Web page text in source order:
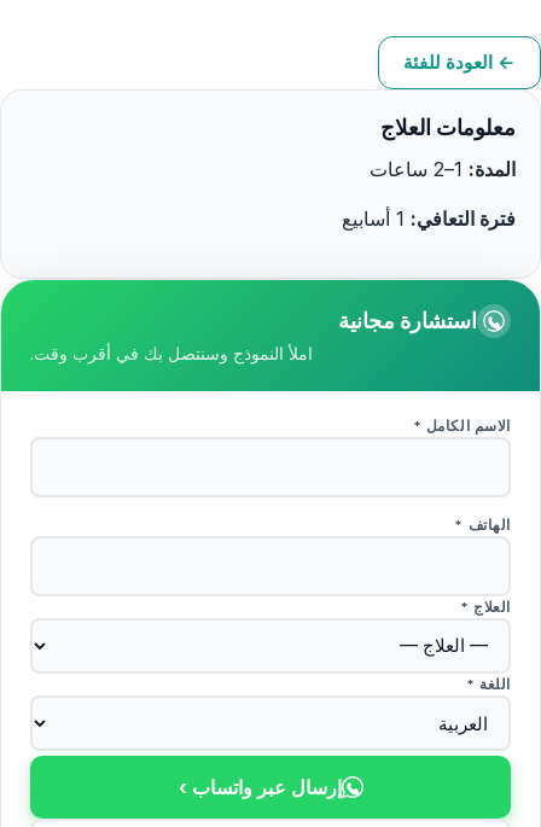
← العودة للفئة
معلومات العلاج
المدة:
فترة التعافي:
استشارة مجانية
املأ النموذج وسنتصل بك في أقرب وقت.
الاسم الكامل *
الهاتف *
العلاج *
اللغة *
إرسال عبر واتساب ›